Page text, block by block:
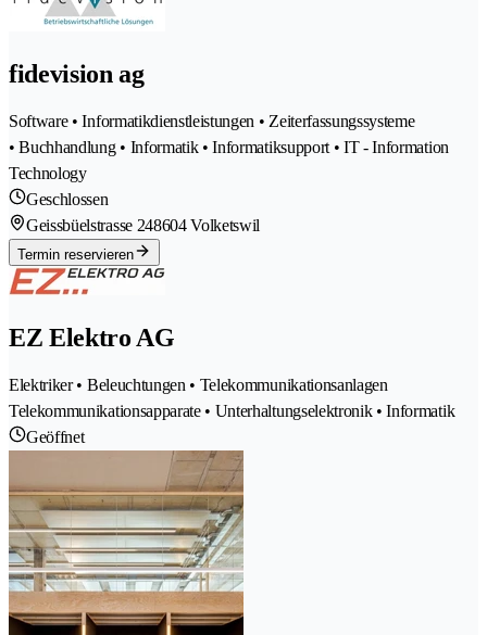
fidevision ag
Software • Informatikdienstleistungen • Zeiterfassungssysteme
• Buchhandlung • Informatik • Informatiksupport • IT - Information
Technology
Geschlossen
Geissbüelstrasse 248604 Volketswil
Termin reservieren
EZ Elektro AG
Elektriker • Beleuchtungen • Telekommunikationsanlagen
Telekommunikationsapparate • Unterhaltungselektronik • Informatik
Geöffnet